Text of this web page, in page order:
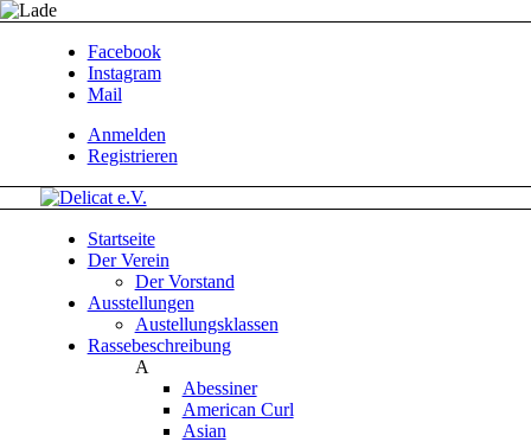
Facebook
Instagram
Mail
Anmelden
Registrieren
Startseite
Der Verein
Der Vorstand
Ausstellungen
Austellungsklassen
Rassebeschreibung
A
Abessiner
American Curl
Asian